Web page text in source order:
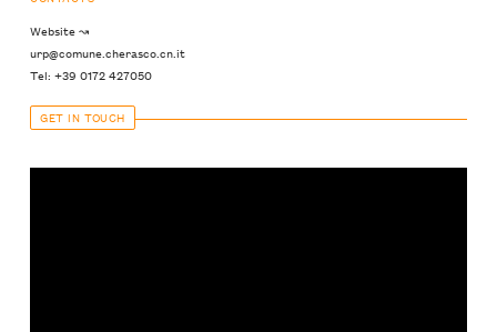
Website ↝
urp@comune.cherasco.cn.it
Tel: +39 0172 427050
GET IN TOUCH